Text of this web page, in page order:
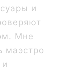
и
Мне
маэстро